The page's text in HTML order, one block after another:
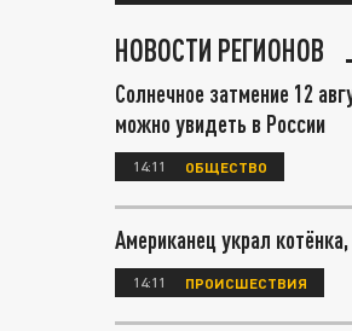
НОВОСТИ РЕГИОНОВ
Солнечное затмение 12
можно увидеть в России
14:11 ОБЩЕСТВО
Американец украл
14:11 ПРОИСШЕСТВИЯ